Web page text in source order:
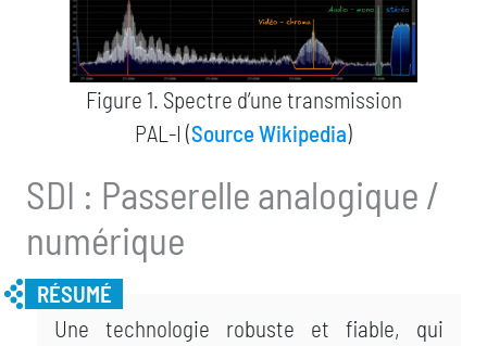
Figure 1. Spectre d’une transmission
PAL-I (Source Wikipedia)
SDI : Passerelle analogique /
numérique
Une technologie robuste et fiable, qui